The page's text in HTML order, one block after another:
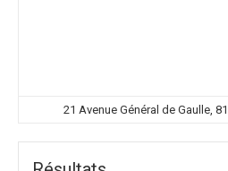
21 Avenue Général de Gaulle,